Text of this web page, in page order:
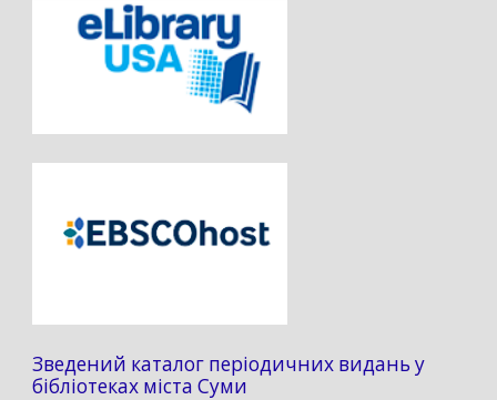
Зведений каталог періодичних видань у
бібліотеках міста Суми